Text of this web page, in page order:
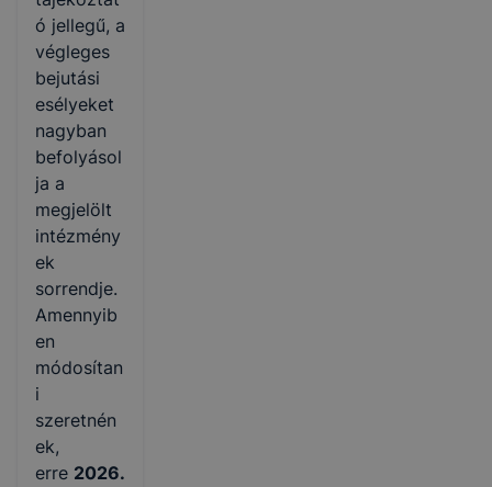
ó jellegű, a
végleges
bejutási
esélyeket
nagyban
befolyásol
ja a
megjelölt
intézmény
ek
sorrendje.
Amennyib
en
módosítan
i
szeretnén
ek,
erre 2026.